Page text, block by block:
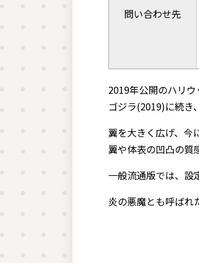
問い合わせ先
2019年公開のハリ
ゴジラ(2019)に続き
翼を大きく広げ、今
翼や体表の凹凸の質
一般流通版では、設
炎の悪魔とも呼ばれ